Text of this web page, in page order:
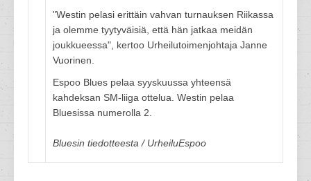
"Westin pelasi erittäin vahvan turnauksen Riikassa
ja olemme tyytyväisiä, että hän jatkaa meidän
joukkueessa", kertoo Urheilutoimenjohtaja Janne
Vuorinen.
Espoo Blues pelaa syyskuussa yhteensä
kahdeksan SM-liiga ottelua. Westin pelaa
Bluesissa numerolla 2.
Bluesin tiedotteesta / UrheiluEspoo